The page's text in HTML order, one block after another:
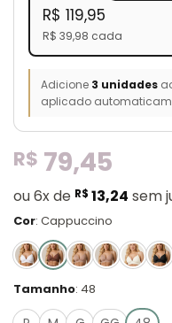
R$ 119,95
R$ 39,98 cada
Adicione 3 unidades
aplicado
R$ 79,45
ou 6x de R$ 13,24 sem
Cor: Cappuccino
Tamanho: 48